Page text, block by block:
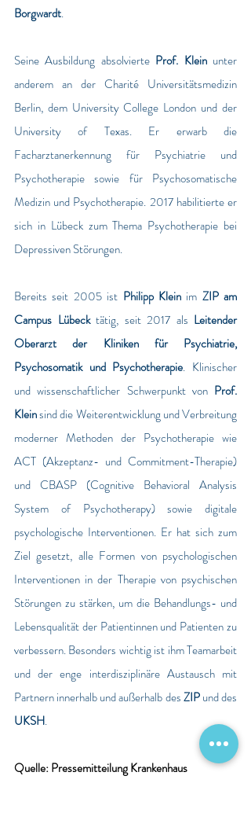
Borgwardt.
Seine Ausbildung absolvierte Prof. Klein unter
anderem an der Charité Universitätsmedizin
Berlin, dem University College London und der
University of Texas. Er erwarb die
Facharztanerkennung für Psychiatrie und
Psychotherapie sowie für Psychosomatische
Medizin und Psychotherapie. 2017 habilitierte er
sich in Lübeck zum Thema Psychotherapie bei
Depressiven Störungen.
Bereits seit 2005 ist Philipp Klein im ZIP am
Campus Lübeck tätig, seit 2017 als Leitender
Oberarzt der Kliniken für Psychiatrie,
Psychosomatik und Psychotherapie. Klinischer
und wissenschaftlicher Schwerpunkt von Prof.
Klein sind die Weiterentwicklung und Verbreitung
moderner Methoden der Psychotherapie wie
ACT (Akzeptanz- und Commitment-Therapie)
und CBASP (Cognitive Behavioral Analysis
System of Psychotherapy) sowie digitale
psychologische Interventionen. Er hat sich zum
Ziel gesetzt, alle Formen von psychologischen
Interventionen in der Therapie von psychischen
Störungen zu stärken, um die Behandlungs- und
Lebensqualität der Patientinnen und Patienten zu
verbessern. Besonders wichtig ist ihm Teamarbeit
und der enge interdisziplinäre Austausch mit
Partnern innerhalb und außerhalb des ZIP und des
UKSH.
Quelle: Pressemitteilung Krankenhaus